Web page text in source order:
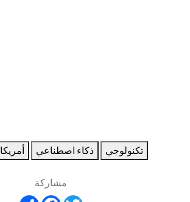
تكنولوجي ذكاء اصطناعي أمريكا
مشاركة
Share
FacebookTwitter